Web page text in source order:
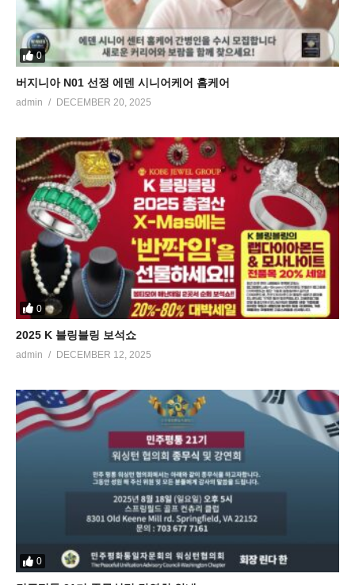
0
버지니아 N01 선정 에덴 시니어케어 홈케어
admin DECEMBER 20, 2025
0
2025 K 블링블링 보석쇼
admin DECEMBER 12, 2025
0